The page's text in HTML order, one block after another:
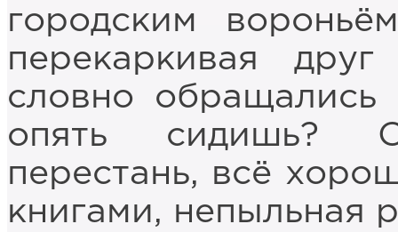
городским
перекаркивая
словно
опять сидишь?
перестань, всё
книгами, непыльная